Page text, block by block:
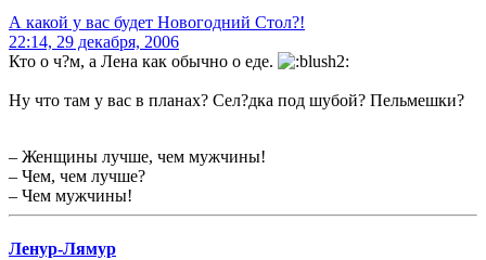
А какой у вас будет Новогодний Стол?!
22:14, 29 декабря, 2006
Кто о ч?м, а Лена как обычно о еде.
Ну что там у вас в планах? Сел?дка под шубой? Пельмешки?
– Женщины лучше, чем мужчины!
– Чем, чем лучше?
– Чем мужчины!
Ленур-Лямур